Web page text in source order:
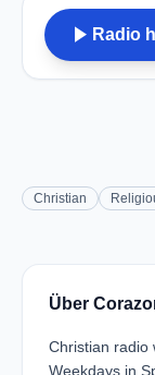
play_arrow Radio
Christian
Über
Christian radio
Weekdays in